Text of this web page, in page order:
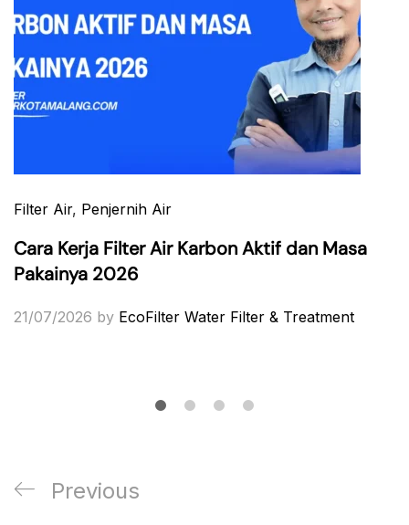
Filter Air, Penjernih Air
Cara Kerja Filter Air Karbon Aktif dan Masa
Pakainya 2026
21/07/2026 by EcoFilter Water Filter & Treatment
Post
Previous
Previous